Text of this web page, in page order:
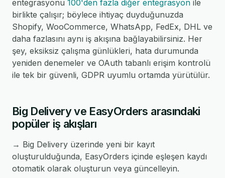
entegrasyonu 100'den fazla diğer entegrasyon ile
birlikte çalışır; böylece ihtiyaç duyduğunuzda
Shopify, WooCommerce, WhatsApp, FedEx, DHL ve
daha fazlasını aynı iş akışına bağlayabilirsiniz. Her
şey, eksiksiz çalışma günlükleri, hata durumunda
yeniden denemeler ve OAuth tabanlı erişim kontrolü
ile tek bir güvenli, GDPR uyumlu ortamda yürütülür.
Big Delivery ve EasyOrders arasındaki
popüler iş akışları
→ Big Delivery üzerinde yeni bir kayıt
oluşturulduğunda, EasyOrders içinde eşleşen kaydı
otomatik olarak oluşturun veya güncelleyin.